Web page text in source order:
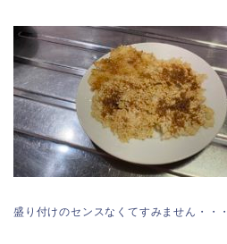
盛り付けのセンスなくてすみません・・・